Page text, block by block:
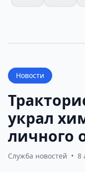
Новости
украл
личного
Служба новостей • 8